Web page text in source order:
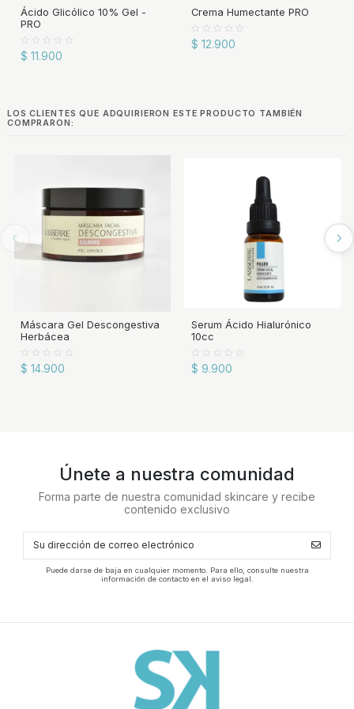
Ácido Glicólico 10% Gel -
PRO
$ 11.900
Crema Humectante PRO
$ 12.900
LOS CLIENTES QUE ADQUIRIERON ESTE PRODUCTO TAMBIÉN
COMPRARON:
Máscara Gel Descongestiva
Herbácea
$ 14.900
Serum Ácido Hialurónico
10cc
$ 9.900
Únete a nuestra comunidad
Forma parte de nuestra comunidad skincare y recibe
contenido exclusivo
Puede darse de baja en cualquier momento. Para ello, consulte nuestra
información de contacto en el aviso legal.